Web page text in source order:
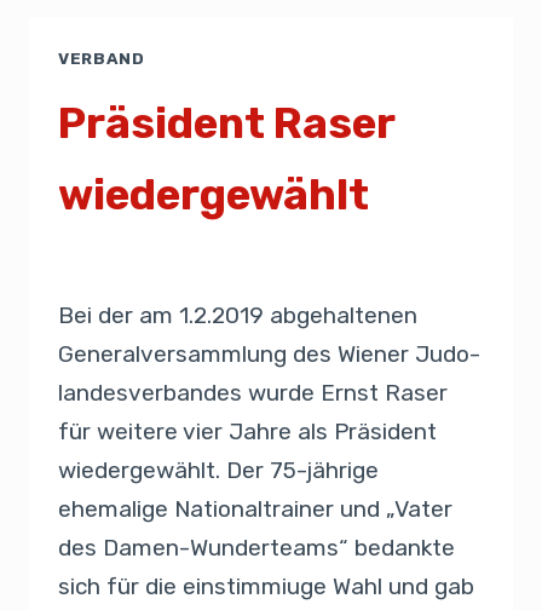
VERBAND
Präsident Raser
wiedergewählt
Bei der am 1.2.2019 abgehaltenen
Generalversammlung des Wiener Judo-
landesverbandes wurde Ernst Raser
für weitere vier Jahre als Präsident
wiedergewählt. Der 75-jährige
ehemalige Nationaltrainer und „Vater
des Damen-Wunderteams“ bedankte
sich für die einstimmiuge Wahl und gab